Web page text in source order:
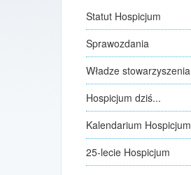
Statut Hospicjum
Sprawozdania
Władze stowarzyszenia
Hospicjum dziś...
Kalendarium Hospicjum
25-lecie Hospicjum